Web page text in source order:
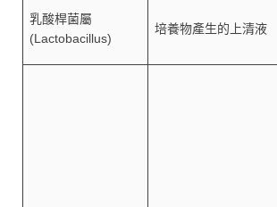
乳酸桿菌屬
(Lactobacillus)
培養物產生的上清液